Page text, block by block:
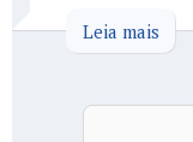
Leia mais